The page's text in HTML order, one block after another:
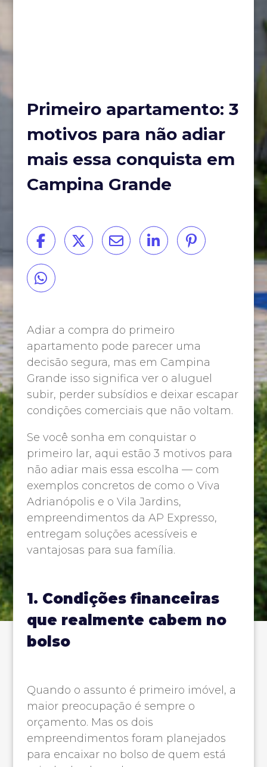
Primeiro apartamento: 3
motivos para não adiar
mais essa conquista em
Campina Grande
Adiar a compra do primeiro
apartamento pode parecer uma
decisão segura, mas em Campina
Grande isso significa ver o aluguel
subir, perder subsídios e deixar escapar
condições comerciais que não voltam.
Se você sonha em conquistar o
primeiro lar, aqui estão 3 motivos para
não adiar mais essa escolha — com
exemplos concretos de como o Viva
Adrianópolis e o Vila Jardins,
empreendimentos da AP Expresso,
entregam soluções acessíveis e
vantajosas para sua família.
1. Condições financeiras
que realmente cabem no
bolso
Quando o assunto é primeiro imóvel, a
maior preocupação é sempre o
orçamento. Mas os dois
empreendimentos foram planejados
para encaixar no bolso de quem está